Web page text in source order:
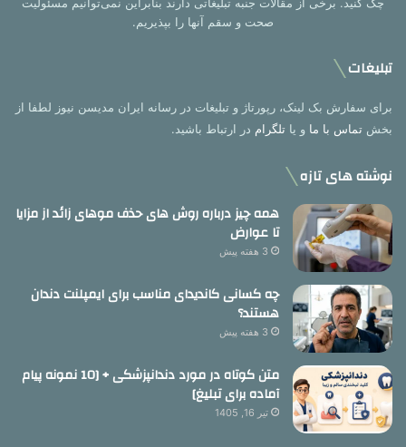
صحت و سقم آنها را بپذیریم.
تبلیغات
برای سفارش بک لینک، رپورتاژ و تبلیغات در رسانه ایران مدیسن نیوز لطفا از
بخش تماس با ما و یا تلگرام در ارتباط باشید.
نوشته های تازه
همه چیز درباره روش های حذف موهای زائد از مزایا
تا عوارض
3 هفته پیش
چه کسانی کاندیدای مناسب برای ایمپلنت دندان
هستند؟
3 هفته پیش
متن کوتاه در مورد دندانپزشکی + [10 نمونه پیام
آماده برای تبلیغ]
تیر 16, 1405